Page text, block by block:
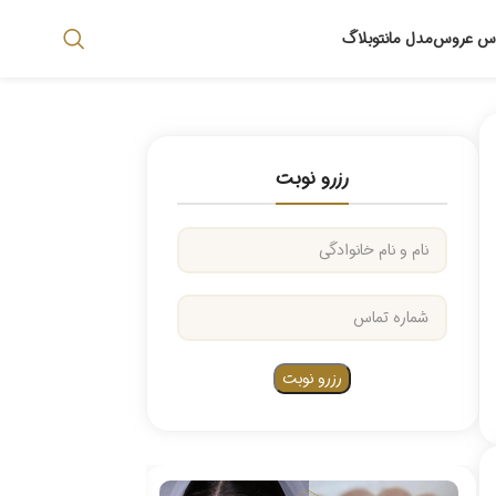
عروسمدل مانتوبلاگ
رزرو نوبت